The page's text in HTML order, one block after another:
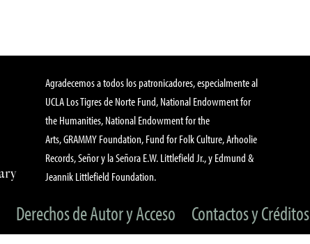
Agradecemos a todos los patronicadores, especialmente al
UCLA Los Tigres de Norte Fund, National Endowment for
the Humanities, National Endowment for the
Arts, GRAMMY Foundation, Fund for Folk Culture, Arhoolie
Records, Señor y la Señora E.W. Littlefield Jr., y Edmund &
Jeannik Littlefield Foundation.
Derechos de Autor y Acceso Contactos y Créditos